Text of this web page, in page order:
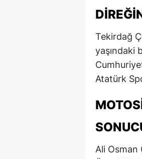
Tekirdağ
yaşındaki
Atatürk
Ali Osman